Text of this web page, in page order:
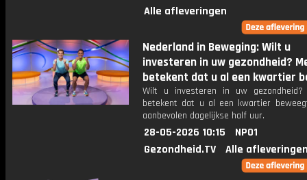
Alle afleveringen
Nederland in Beweging: Wilt u
investeren in uw gezondheid?
betekent dat u al een kwartier
Wilt u investeren in uw gezondheid?
betekent dat u al een kwartier
aanbevolen dagelijkse half uur.
28-05-2026 10:15
NPO1
Gezondheid.TV
Alle